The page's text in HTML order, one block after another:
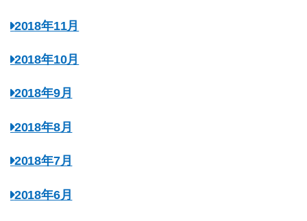
2018年11月
2018年10月
2018年9月
2018年8月
2018年7月
2018年6月